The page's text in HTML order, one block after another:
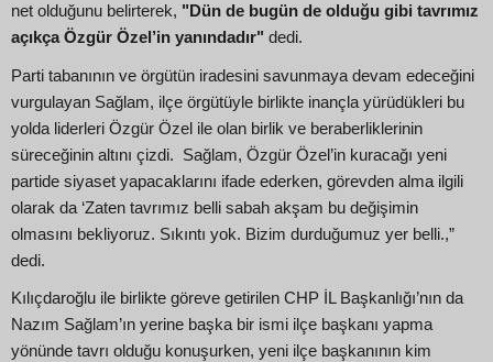
net olduğunu belirterek, "Dün de bugün de olduğu gibi tavrımız
açıkça Özgür Özel’in yanındadır" dedi.
Parti tabanının ve örgütün iradesini savunmaya devam edeceğini
vurgulayan Sağlam, ilçe örgütüyle birlikte inançla yürüdükleri bu
yolda liderleri Özgür Özel ile olan birlik ve beraberliklerinin
süreceğinin altını çizdi. Sağlam, Özgür Özel’in kuracağı yeni
partide siyaset yapacaklarını ifade ederken, görevden alma ilgili
olarak da ‘Zaten tavrımız belli sabah akşam bu değişimin
olmasını bekliyoruz. Sıkıntı yok. Bizim durduğumuz yer belli.,”
dedi.
Kılıçdaroğlu ile birlikte göreve getirilen CHP İL Başkanlığı’nın da
Nazım Sağlam’ın yerine başka bir ismi ilçe başkanı yapma
yönünde tavrı olduğu konuşurken, yeni ilçe başkanının kim